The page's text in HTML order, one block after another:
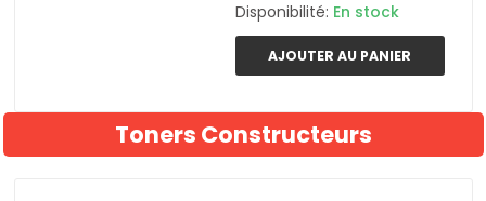
Disponibilité: En stock
AJOUTER AU PANIER
Toners Constructeurs